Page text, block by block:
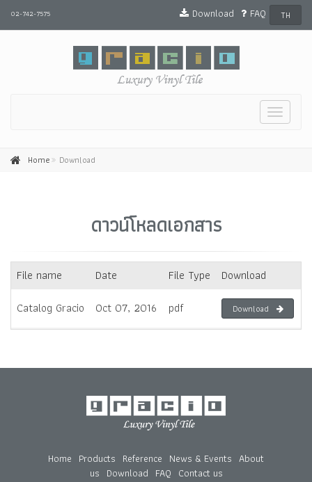
02-742-7575 Download FAQ TH
Toggle
Home Download
ดาวน์โหลดเอกสาร
File name Date File Type
Download
Catalog Gracio
Oct 07, 2016 pdf Download
Home Products Reference News & Events About
us Download FAQ Contact us